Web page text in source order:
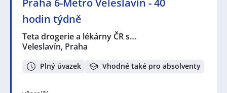
Praha 6-Metro Veleslavín - 40
hodin týdně
Teta drogerie a lékárny ČR s…
Veleslavín, Praha
Plný úvazek Vhodné také pro absolventy